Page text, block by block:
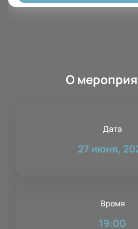
О
Дата
27 июня,
Время
19:00